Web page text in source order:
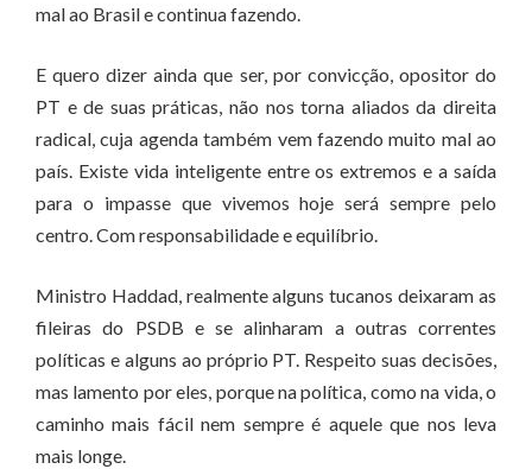
mal ao Brasil e continua fazendo.
E quero dizer ainda que ser, por convicção, opositor do
PT e de suas práticas, não nos torna aliados da direita
radical, cuja agenda também vem fazendo muito mal ao
país. Existe vida inteligente entre os extremos e a saída
para o impasse que vivemos hoje será sempre pelo
centro. Com responsabilidade e equilíbrio.
Ministro Haddad, realmente alguns tucanos deixaram as
fileiras do PSDB e se alinharam a outras correntes
políticas e alguns ao próprio PT. Respeito suas decisões,
mas lamento por eles, porque na política, como na vida, o
caminho mais fácil nem sempre é aquele que nos leva
mais longe.